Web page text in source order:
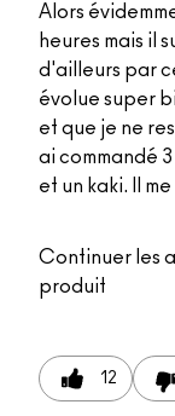
Alors
heures mais il
d'ailleurs par
évolue super
et que je ne
ai commandé
et un kaki. Il
Continuer les
produit
12